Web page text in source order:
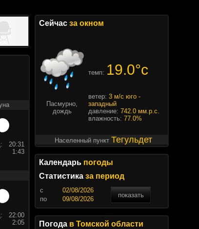
20:31
1:43
22:00
2:05
Сейчас за окном
темп: 19.0°c
Пасмурно,
дождь
ветер: 3 м/с юго -
западный
давление: 742.0 мм.р.с.
влажность: 77.0%
Населенный пункт Тегульдет
Календарь погоды
Статистика за период
c
показать
по
Погода в Томской области